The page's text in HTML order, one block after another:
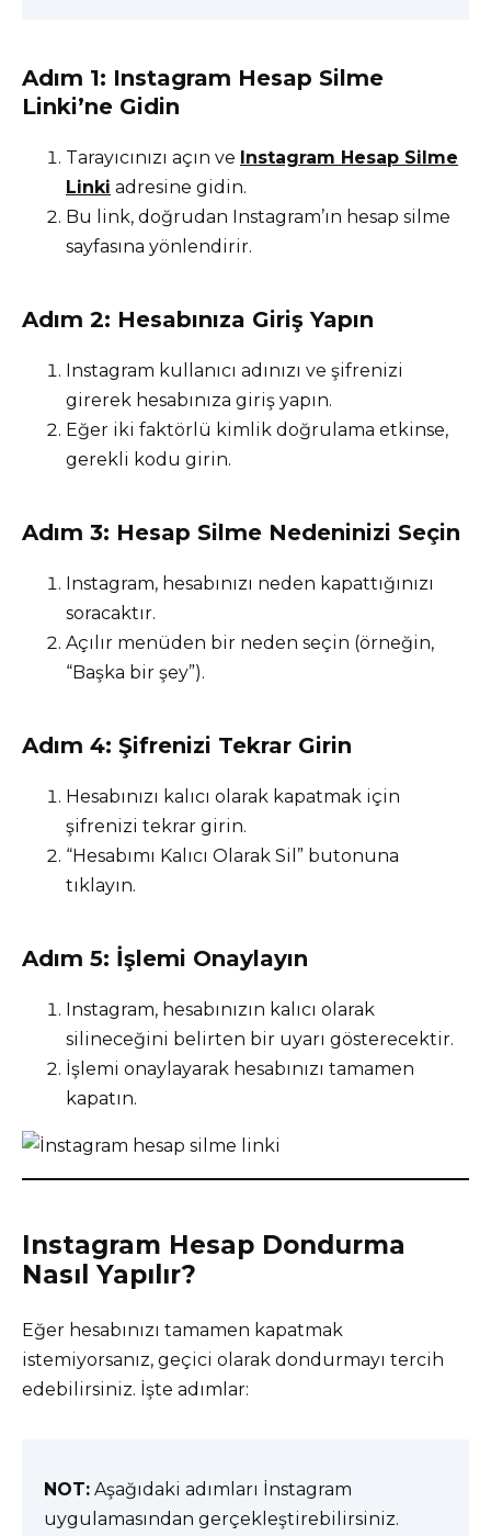
Adım 1: Instagram Hesap Silme
Linki’ne Gidin
Tarayıcınızı açın ve Instagram Hesap Silme
Linki adresine gidin.
Bu link, doğrudan Instagram’ın hesap silme
sayfasına yönlendirir.
Adım 2: Hesabınıza Giriş Yapın
Instagram kullanıcı adınızı ve şifrenizi
girerek hesabınıza giriş yapın.
Eğer iki faktörlü kimlik doğrulama etkinse,
gerekli kodu girin.
Adım 3: Hesap Silme Nedeninizi Seçin
Instagram, hesabınızı neden kapattığınızı
soracaktır.
Açılır menüden bir neden seçin (örneğin,
“Başka bir şey”).
Adım 4: Şifrenizi Tekrar Girin
Hesabınızı kalıcı olarak kapatmak için
şifrenizi tekrar girin.
“Hesabımı Kalıcı Olarak Sil” butonuna
tıklayın.
Adım 5: İşlemi Onaylayın
Instagram, hesabınızın kalıcı olarak
silineceğini belirten bir uyarı gösterecektir.
İşlemi onaylayarak hesabınızı tamamen
kapatın.
Instagram Hesap Dondurma
Nasıl Yapılır?
Eğer hesabınızı tamamen kapatmak
istemiyorsanız, geçici olarak dondurmayı tercih
edebilirsiniz. İşte adımlar:
NOT: Aşağıdaki adımları İnstagram
uygulamasından gerçekleştirebilirsiniz.